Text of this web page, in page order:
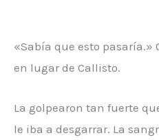
«Sabía que esto pasaría.»
en lugar de Callisto.
La golpearon tan fuerte
le iba a desgarrar. La